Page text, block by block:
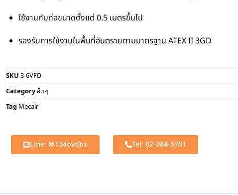
ใช้งานกับท่อขนาดตั้งแต่ 0.5 เมตรขึ้นไป
รองรับการใช้งานในพื้นที่อันตรายตามมาตรฐาน ATEX II 3GD
SKU 3-6VFD
Categoryอื่นๆ
Tag Mecair
Line: @134ovdbx Tel: 02-384-5701